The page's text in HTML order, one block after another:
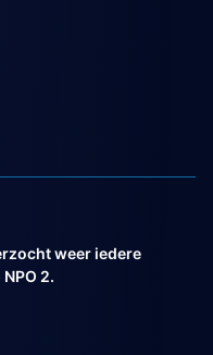
weer iedere
2.